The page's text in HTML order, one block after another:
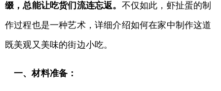
缀，总能让吃货们流连忘返。 不仅如此，虾扯蛋的制
作过程也是一种艺术，详细介绍如何在家中制作这道
既美观又美味的街边小吃。
一、材料准备：